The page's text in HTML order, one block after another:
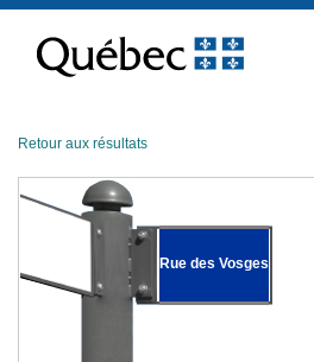
contenu
Retour aux résultats
Rue des Vosges